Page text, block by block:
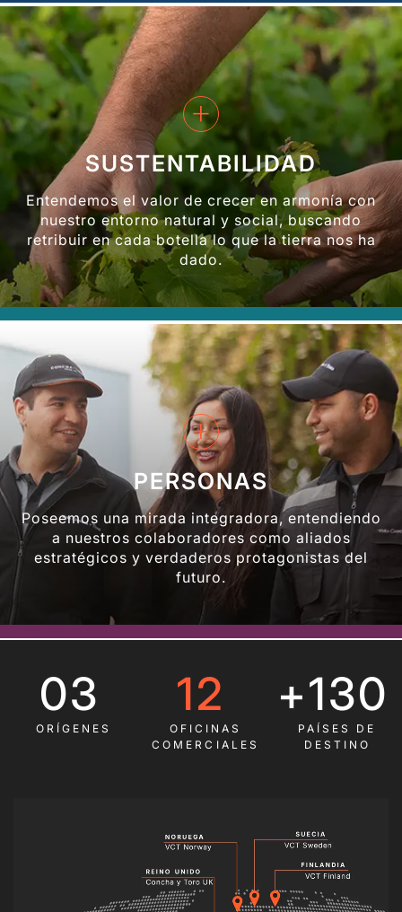
+
SUSTENTABILIDAD
Entendemos el valor de crecer en armonía con
nuestro entorno natural y social, buscando
retribuir en cada botella lo que la tierra nos ha
dado.
+
PERSONAS
Poseemos una mirada integradora, entendiendo
a nuestros colaboradores como aliados
estratégicos y verdaderos protagonistas del
futuro.
03
ORÍGENES
12
OFICINAS
COMERCIALES
+130
PAÍSES DE
DESTINO